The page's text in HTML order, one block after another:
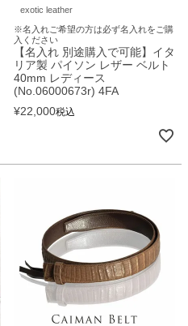
exotic leather
※名入れご希望の方は必ず名入れをご購
入ください
【名入れ 別途購入で可能】イタ
リア製 パイソン レザー ベルト
40mm レディース
(No.06000673r) 4FA
¥22,000税込